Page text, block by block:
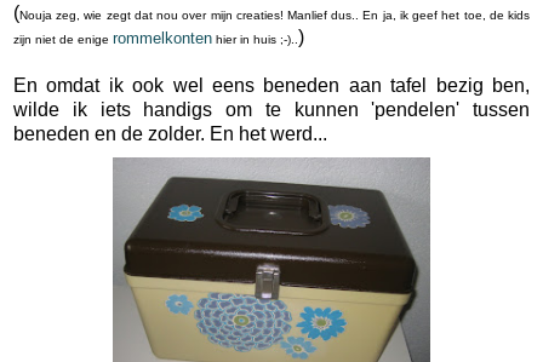
(Nouja zeg, wie zegt dat nou over mijn creaties! Manlief dus.. En ja, ik geef het toe, de kids
zijn niet de enige rommelkonten hier in huis ;-).. )
En omdat ik ook wel eens beneden aan tafel bezig ben,
wilde ik iets handigs om te kunnen 'pendelen' tussen
beneden en de zolder. En het werd...